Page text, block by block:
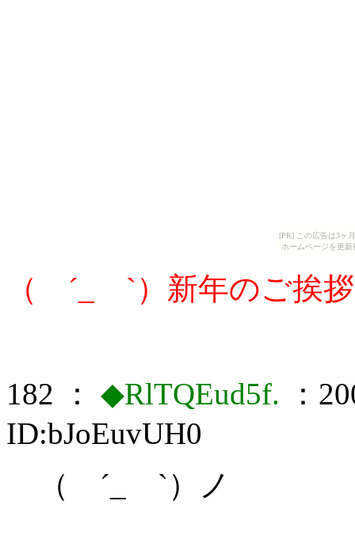
[PR] この広告は3ヶ
ホームページを更
（ ´_ゝ`）新年のご挨
182 ： ◆RlTQEud5f.
：
ID:bJoEuvUH0
（ ´_ゝ`）ノ